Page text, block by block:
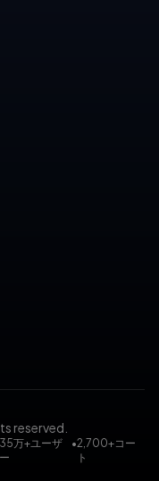
reserved.
35万+ユーザ
ー
•2,700+コー
ト